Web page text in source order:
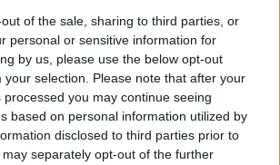
of the sale, sharing to third parties, or
personal or sensitive information for
by us, please use the below opt-out
your selection. Please note that after your
you may continue seeing
based on personal information utilized by
disclosed to third parties prior to
separately opt-out of the further